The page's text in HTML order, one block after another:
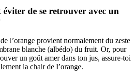
éviter de se retrouver avec un
l’orange provient normalement du zeste
blanche (albédo) du fruit. Or, pour
un goût amer dans ton jus, assure-toi
la chair de l’orange.